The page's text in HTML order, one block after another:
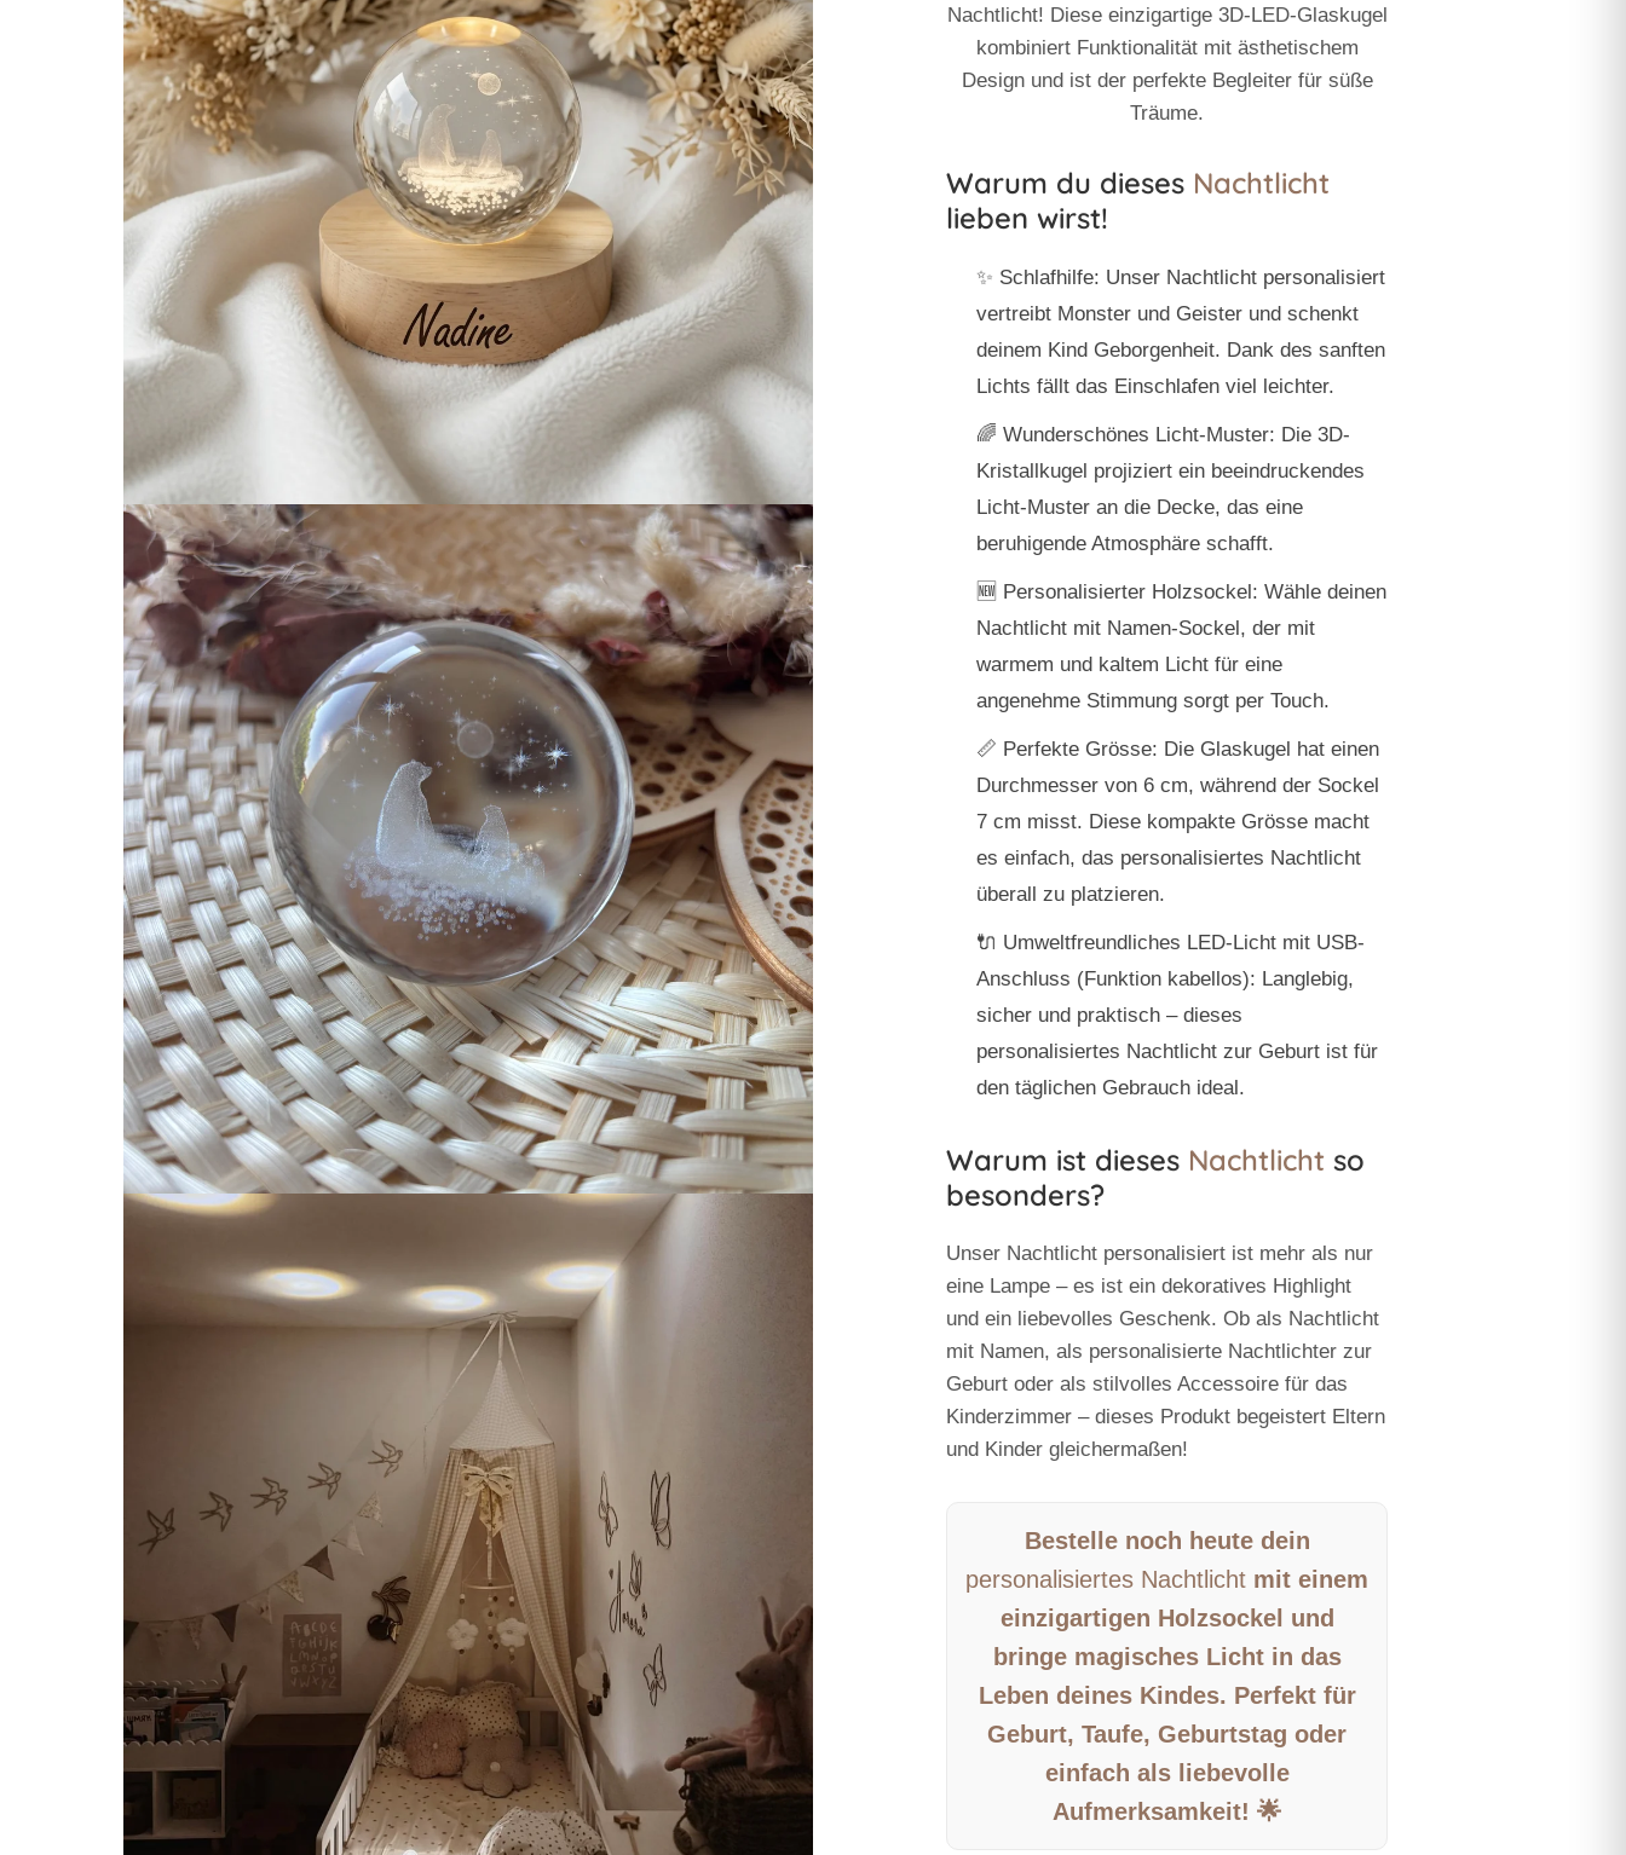
Nachtlicht! Diese einzigartige 3D-LED-Glaskugel
kombiniert Funktionalität mit ästhetischem
Design und ist der perfekte Begleiter für süße
Träume.
Warum du dieses Nachtlicht
lieben wirst!
✨ Schlafhilfe: Unser Nachtlicht personalisiert
vertreibt Monster und Geister und schenkt
deinem Kind Geborgenheit. Dank des sanften
Lichts fällt das Einschlafen viel leichter.
🌈 Wunderschönes Licht-Muster: Die 3D-
Kristallkugel projiziert ein beeindruckendes
Licht-Muster an die Decke, das eine
beruhigende Atmosphäre schafft.
🆕 Personalisierter Holzsockel: Wähle deinen
Nachtlicht mit Namen-Sockel, der mit
warmem und kaltem Licht für eine
angenehme Stimmung sorgt per Touch.
📏 Perfekte Grösse: Die Glaskugel hat einen
Durchmesser von 6 cm, während der Sockel
7 cm misst. Diese kompakte Grösse macht
es einfach, das personalisiertes Nachtlicht
überall zu platzieren.
🔌 Umweltfreundliches LED-Licht mit USB-
Anschluss (Funktion kabellos): Langlebig,
sicher und praktisch – dieses
personalisiertes Nachtlicht zur Geburt ist für
den täglichen Gebrauch ideal.
Warum ist dieses Nachtlicht so
besonders?
Unser Nachtlicht personalisiert ist mehr als nur
eine Lampe – es ist ein dekoratives Highlight
und ein liebevolles Geschenk. Ob als Nachtlicht
mit Namen, als personalisierte Nachtlichter zur
Geburt oder als stilvolles Accessoire für das
Kinderzimmer – dieses Produkt begeistert Eltern
und Kinder gleichermaßen!
Bestelle noch heute dein
personalisiertes Nachtlicht mit einem
einzigartigen Holzsockel und
bringe magisches Licht in das
Leben deines Kindes. Perfekt für
Geburt, Taufe, Geburtstag oder
einfach als liebevolle
Aufmerksamkeit! 🌟